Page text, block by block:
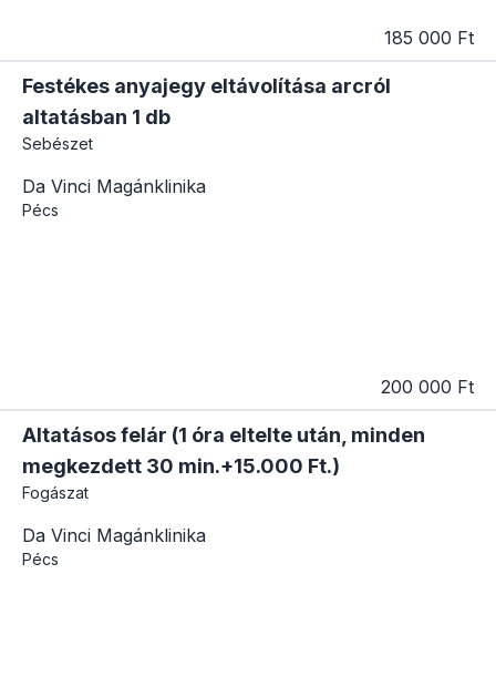
185 000 Ft
Festékes anyajegy eltávolítása arcról
altatásban 1 db
Sebészet
Da Vinci Magánklinika
Pécs
200 000 Ft
Altatásos felár (1 óra eltelte után, minden
megkezdett 30 min.+15.000 Ft.)
Fogászat
Da Vinci Magánklinika
Pécs